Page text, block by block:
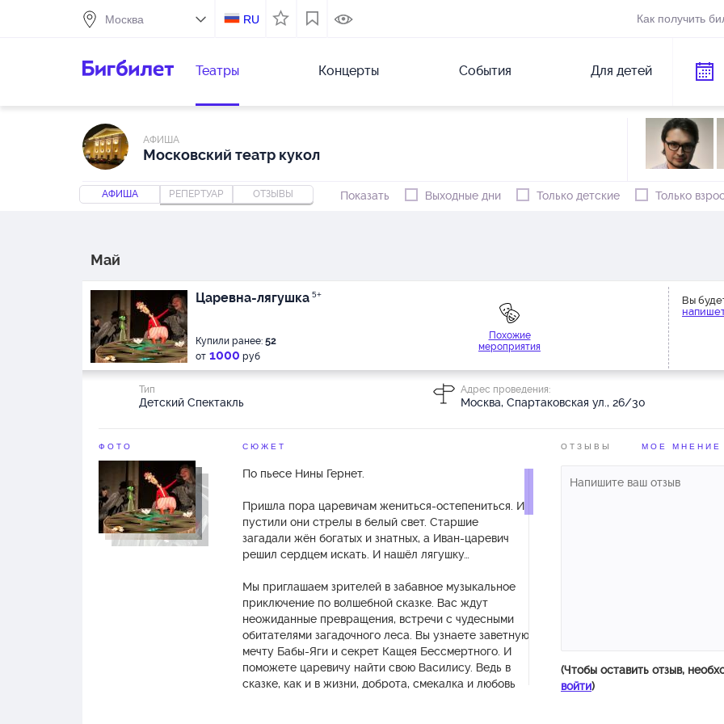
RU Как получить
Театры Концерты События Для детей
АФИША
Московский театр кукол
АФИША РЕПЕРТУАР ОТЗЫВЫ Показать Выходные дни Только детские Только
Май
Царевна-лягушка 5+
Купили ранее: 52
от 1000 руб
Похожие
мероприятия
Вы
Тип
Детский Спектакль
Адрес проведения:
Москва, Спартаковская ул., 26/30
ФОТО СЮЖЕТ
По пьесе Нины Гернет.
Пришла пора царевичам жениться-остепениться. И
пустили они стрелы в белый свет. Старшие
загадали жён богатых и знатных, а Иван-царевич
решил сердцем искать. И нашёл лягушку…
Мы приглашаем зрителей в забавное музыкальное
приключение по волшебной сказке. Вас ждут
неожиданные превращения, встречи с чудесными
обитателями загадочного леса. Вы узнаете заветную
мечту Бабы-Яги и секрет Кащея Бессмертного. И
поможете царевичу найти свою Василису. Ведь в
сказке, как и в жизни, доброта, смекалка и любовь
ОТЗЫВЫ МОЕ МНЕНИЕ
(Чтобы оставить отзыв,
войти)